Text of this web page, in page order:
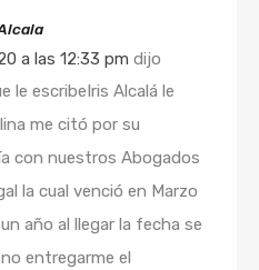
a las 12:33 pm dijo
le escribeIris Alcalá le
me citó por su
con nuestros Abogados
la cual venció en Marzo
año al llegar la fecha se
entregarme el